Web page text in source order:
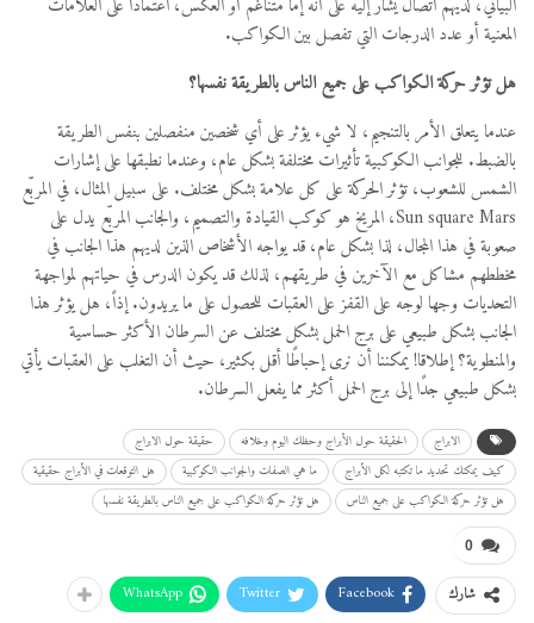
المعنية أو عدد الدرجات التي تفصل بين الكواكب.
هل تؤثر حركة الكواكب على جميع الناس بالطريقة نفسها؟
عندما يتعلق الأمر بالتنجيم، لا شيء يؤثر على أي شخصين منفصلين بنفس الطريقة
بالضبط. للجوانب الكوكبية تأثيرات مختلفة بشكل عام، وعندما نطبقها على إشارات
الشمس للشعوب، تؤثر الحركة على كل علامة بشكل مختلف. على سبيل المثال، في المربّع
Sun square Mars، المريخ هو كوكب القيادة والتصميم، والجانب المربّع يدل على
صعوبة في هذا المجال، لذا بشكل عام، قد يواجه الأشخاص الذين لديهم هذا الجانب في
مخططهم مشاكل مع الآخرين في طريقهم، لذلك قد يكون الدرس في حياتهم لمواجهة
التحديات وجها لوجه على القفز على العقبات للحصول على ما يريدون. إذاً، هل يؤثر هذا
الجانب بشكل طبيعي على برج الحمل بشكل مختلف عن السرطان الأكثر حساسية
والمنطوية؟ إطلاقا! يمكننا أن نرى إحباطًا أقل بكثير، حيث أن التغلب على العقبات يأتي
بشكل طبيعي جدًا إلى برج الحمل أكثر مما يفعل السرطان.
الابراج الحقيقة حول الأبراج وحظك اليوم وخلافه
حقيقة حول الابراج
كيف يمكنك تحديد ما تكتبه لكل الأبراج
ما هي الصفات والجوانب الكوكبية
هل التوقعات في الأبراج حقيقية
هل تؤثر حركة الكواكب على جميع الناس
هل تؤثر حركة الكواكب على جميع الناس بالطريقة نفسها
0
شارك Facebook
Twitter
WhatsApp